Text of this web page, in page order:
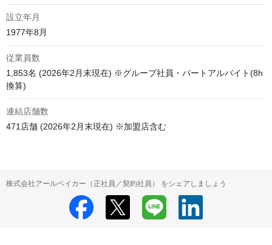
設立年月
1977年8月
従業員数
1,853名 (2026年2月末現在) ※グループ社員・パートアルバイト(8h
換算)
連結店舗数
471店舗 (2026年2月末現在) ※加盟店含む
株式会社アールベイカー（正社員／契約社員） をシェアしましょう